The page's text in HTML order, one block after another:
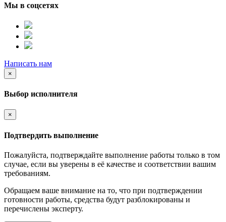
Мы в соцсетях
Написать нам
×
Выбор исполнителя
×
Подтвердить выполнение
Пожалуйста, подтверждайте выполнение работы только в том
случае, если вы уверены в её качестве и соответствии вашим
требованиям.
Обращаем ваше внимание на то, что при подтверждении
готовности работы, средства будут разблокированы и
перечислены эксперту.